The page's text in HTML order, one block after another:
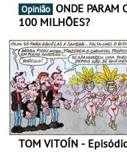
Opinião
100 MILHÕES?
TOM VITOÍN -